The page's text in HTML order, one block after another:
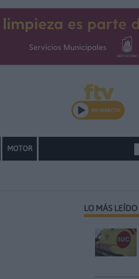
MOTOR
LO MÁS LEÍDO